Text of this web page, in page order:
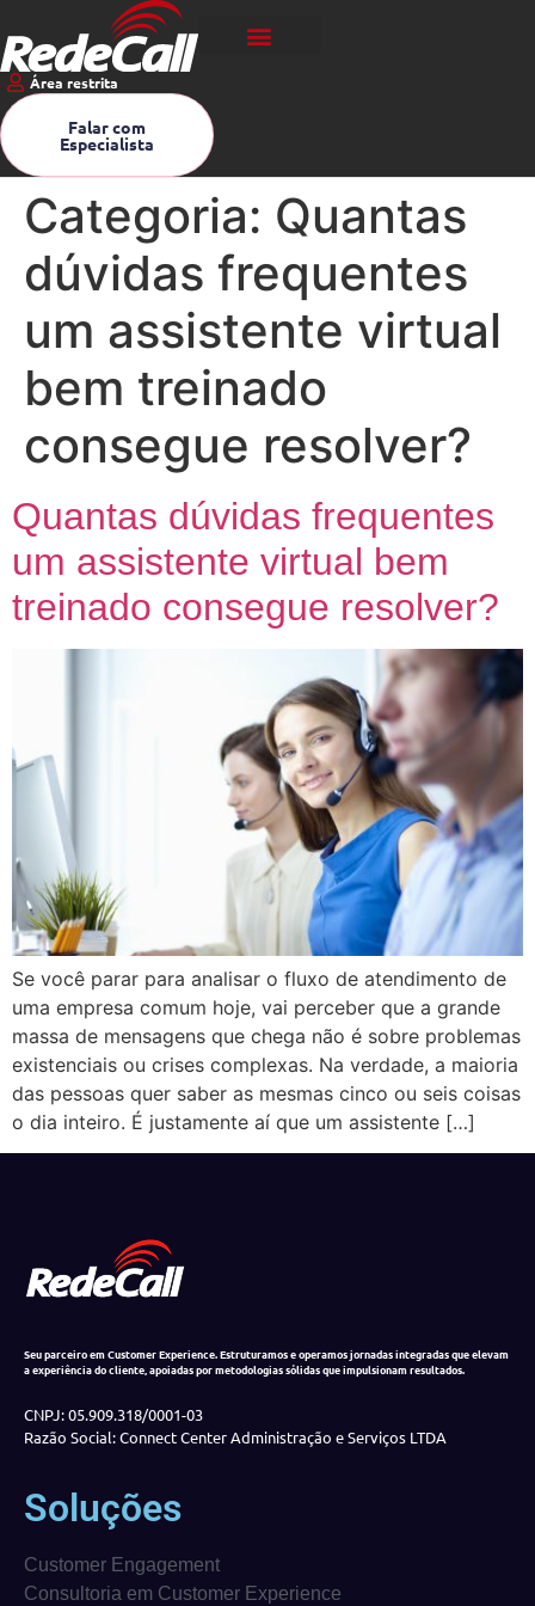
Área restrita
Falar com
Especialista
Categoria: Quantas
dúvidas frequentes
um assistente virtual
bem treinado
consegue resolver?
Quantas dúvidas frequentes
um assistente virtual bem
treinado consegue resolver?
Se você parar para analisar o fluxo de atendimento de
uma empresa comum hoje, vai perceber que a grande
massa de mensagens que chega não é sobre problemas
existenciais ou crises complexas. Na verdade, a maioria
das pessoas quer saber as mesmas cinco ou seis coisas
o dia inteiro. É justamente aí que um assistente […]
Seu parceiro em Customer Experience. Estruturamos e operamos jornadas integradas que elevam
a experiência do cliente, apoiadas por metodologias sólidas que impulsionam resultados.
CNPJ: 05.909.318/0001-03
Razão Social: Connect Center Administração e Serviços LTDA
Soluções
Customer Engagement
Consultoria em Customer Experience